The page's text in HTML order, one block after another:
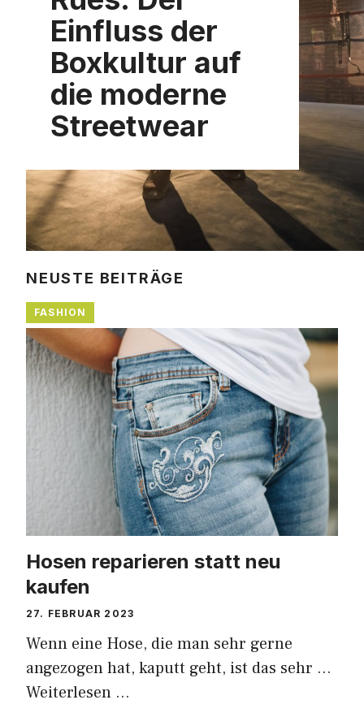
Einfluss der
Boxkultur auf
die moderne
Streetwear
NEUSTE BEITRÄGE
FASHION
Hosen reparieren statt neu
kaufen
27. FEBRUAR 2023
Wenn eine Hose, die man sehr gerne
angezogen hat, kaputt geht, ist das sehr …
Weiterlesen …